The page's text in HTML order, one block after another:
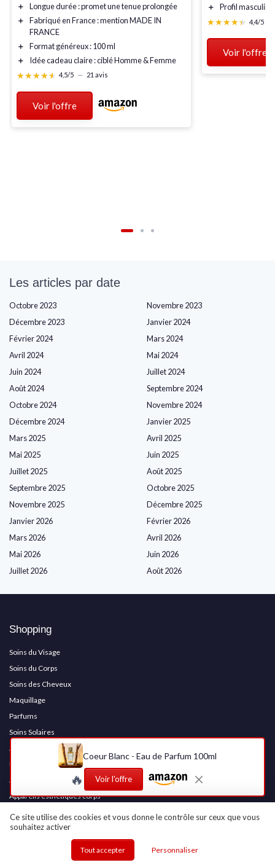
＋
Longue durée: promet une tenue prolongée
＋
Fabriqué en France: mention MADE IN
FRANCE
＋
Format généreux: 100 ml
＋
Idée cadeau claire : ciblé Homme & Femme
★★★★★
★★★★★ 4,5/5 — 21 avis
Voir l'offre
＋
Profil masculin
★★★★★
★★★★★ 4,4/5
Voir l'offre
Coeur Blanc - Eau de Parfum 100ml
🔥 Voir l'offre
Les articles par date
Octobre 2023
Novembre 2023
Décembre 2023
Janvier 2024
Février 2024
Mars 2024
Avril 2024
Mai 2024
Juin 2024
Juillet 2024
Août 2024
Septembre 2024
Octobre 2024
Novembre 2024
Décembre 2024
Janvier 2025
Mars 2025
Avril 2025
Mai 2025
Juin 2025
Juillet 2025
Août 2025
Septembre 2025
Octobre 2025
Novembre 2025
Décembre 2025
Janvier 2026
Février 2026
Mars 2026
Avril 2026
Mai 2026
Juin 2026
Juillet 2026
Août 2026
Shopping
Soins du Visage
Soins du Corps
Soins des Cheveux
Maquillage
Parfums
Soins Solaires
Accessoires Beauté
Produits Naturels et Bio
Appareils de soin du visage
Appareils esthétiques corps
Dispositifs capillaires technologiques
Manucure et pédicure professionnelles
Coffrets beauté premium
Ce site utilise des cookies et vous donne le contrôle sur ceux que vous
souhaitez activer
Tout accepter Personnaliser